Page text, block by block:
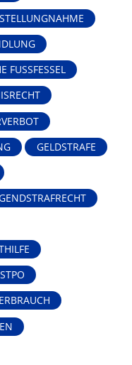
FUSSFESSEL
GELDSTRAFE
STPO